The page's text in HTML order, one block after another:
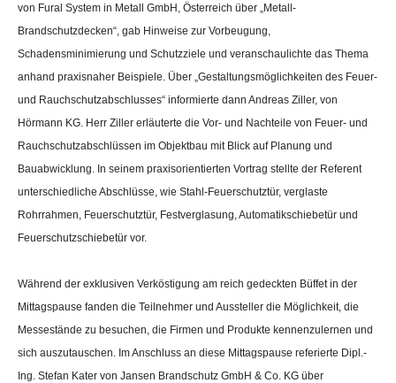
von Fural System in Metall GmbH, Österreich über „Metall-
Brandschutzdecken“, gab Hinweise zur Vorbeugung,
Schadensminimierung und Schutzziele und veranschaulichte das Thema
anhand praxisnaher Beispiele. Über „Gestaltungsmöglichkeiten des Feuer-
und Rauchschutzabschlusses“ informierte dann Andreas Ziller, von
Hörmann KG. Herr Ziller erläuterte die Vor- und Nachteile von Feuer- und
Rauchschutzabschlüssen im Objektbau mit Blick auf Planung und
Bauabwicklung. In seinem praxisorientierten Vortrag stellte der Referent
unterschiedliche Abschlüsse, wie Stahl-Feuerschutztür, verglaste
Rohrrahmen, Feuerschutztür, Festverglasung, Automatikschiebetür und
Feuerschutzschiebetür vor.
Während der exklusiven Verköstigung am reich gedeckten Büffet in der
Mittagspause fanden die Teilnehmer und Aussteller die Möglichkeit, die
Messestände zu besuchen, die Firmen und Produkte kennenzulernen und
sich auszutauschen. Im Anschluss an diese Mittagspause referierte Dipl.-
Ing. Stefan Kater von Jansen Brandschutz GmbH & Co. KG über